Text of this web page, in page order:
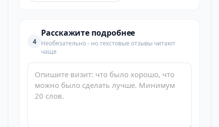
4
Расскажите подробнее
Необязательно - но текстовые отзывы читают
чаще